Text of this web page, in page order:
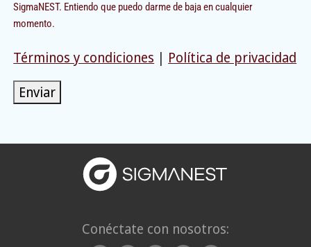
SigmaNEST. Entiendo que puedo darme de baja en cualquier
momento.
Términos y condiciones | Política de privacidad
Enviar
Conéctate con nosotros: